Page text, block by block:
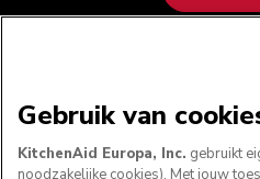
Gebruik van
KitchenAid Europa, Inc. gebruikt
noodzakelijke cookies). Met jouw